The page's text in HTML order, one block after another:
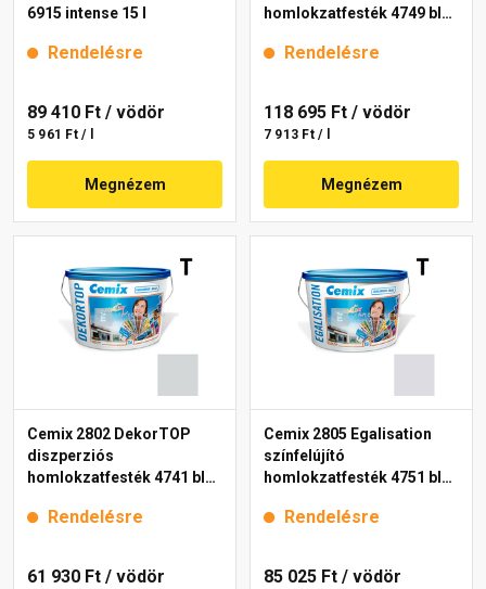
6915 intense 15 l
Rendelésre
89 410 Ft / vödör
5 961 Ft / l
Megnézem
homlokzatfesték 4749 blue
Rendelésre
118 695 Ft / vödör
7 913 Ft / l
Megnézem
Cemix 2802 DekorTOP
diszperziós
homlokzatfesték 4741 blue
Rendelésre
61 930 Ft / vödör
Cemix 2805 Egalisation
színfelújító
homlokzatfesték 4751 blue
Rendelésre
85 025 Ft / vödör